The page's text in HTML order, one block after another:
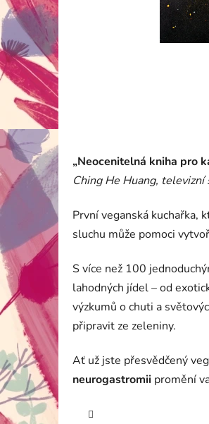
„Neocenitelná kniha pro
Ching He Huang, televizní
První veganská kuchařka,
sluchu může pomoci
S více než 100
lahodných jídel – od
výzkumů o chuti a
připravit ze zeleniny.
Ať už jste přesvědčený
neurogastromii promění